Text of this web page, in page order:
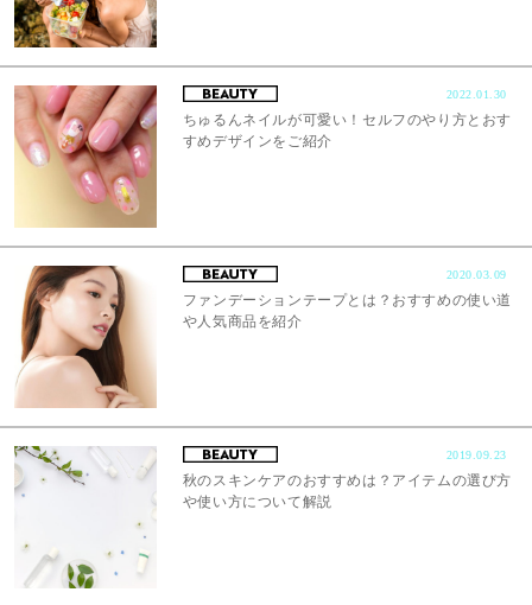
2022.01.30
ちゅるんネイルが可愛い！セルフのやり方とおす
すめデザインをご紹介
2020.03.09
ファンデーションテープとは？おすすめの使い道
や人気商品を紹介
2019.09.23
秋のスキンケアのおすすめは？アイテムの選び方
や使い方について解説